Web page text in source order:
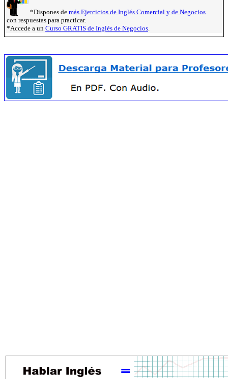
*Dispones de más Ejercicios de Inglés Comercial y de Negocios
con respuestas para practicar.
*Accede a un Curso GRATIS de Inglés de Negocios.